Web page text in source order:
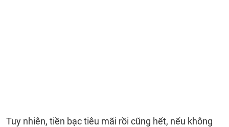
Tuy nhiên, tiền bạc tiêu mãi rồi cũng hết, nếu không